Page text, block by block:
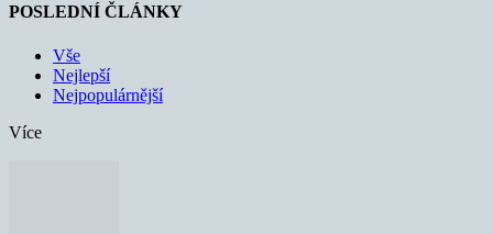
POSLEDNÍ ČLÁNKY
Vše
Nejlepší
Nejpopulárnější
Více